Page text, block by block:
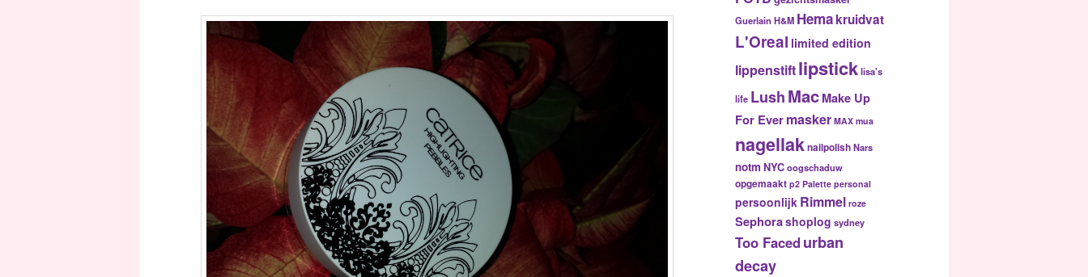
Guerlain H&M Hemakruidvat
L'Oreal limited edition
lippenstiftlipsticklisa's
life LushMacMake Up
For Evermasker MAX mua
nagellaknailpolishNars
notm NYCoogschaduw
opgemaakt p2 Palette personal
persoonlijk Rimmel roze
Sephorashoplog sydney
Too Faced urban
decay